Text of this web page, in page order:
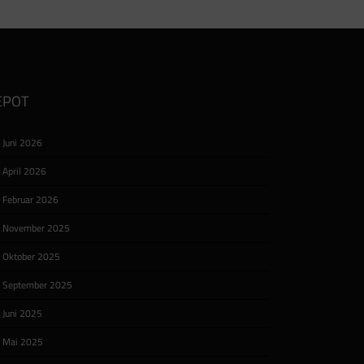
Juni 2026
April 2026
Februar 2026
November 2025
Oktober 2025
September 2025
Juni 2025
Mai 2025